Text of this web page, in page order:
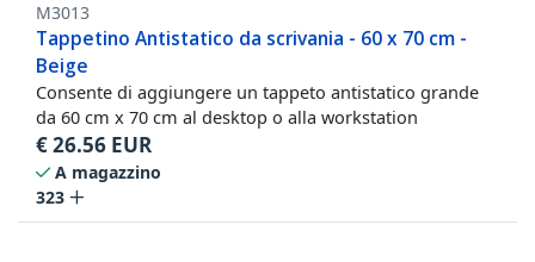
M3013
Tappetino Antistatico da scrivania - 60 x 70 cm -
Beige
Consente di aggiungere un tappeto antistatico grande
da 60 cm x 70 cm al desktop o alla workstation
€26.56 EUR
A magazzino
323